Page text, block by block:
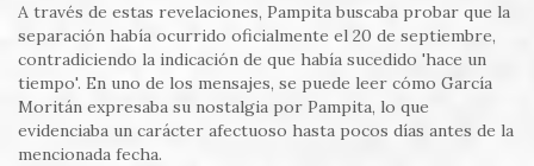
A través de estas revelaciones, Pampita buscaba probar que la
separación había ocurrido oficialmente el 20 de septiembre,
contradiciendo la indicación de que había sucedido 'hace un
tiempo'. En uno de los mensajes, se puede leer cómo García
Moritán expresaba su nostalgia por Pampita, lo que
evidenciaba un carácter afectuoso hasta pocos días antes de la
mencionada fecha.